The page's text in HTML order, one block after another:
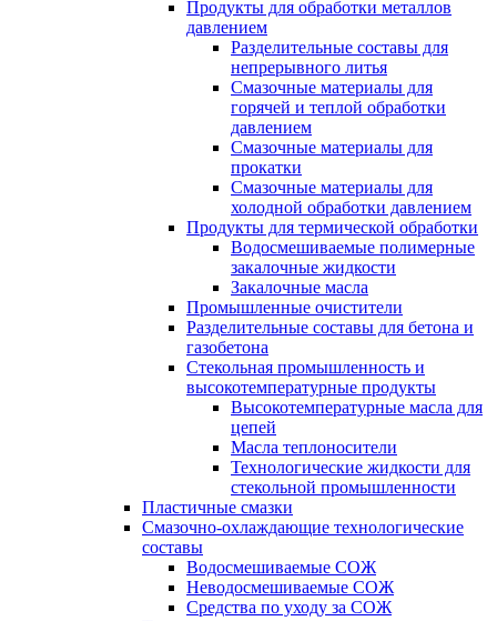
Продукты для обработки металлов
давлением
Разделительные составы для
непрерывного литья
Смазочные материалы для
горячей и теплой обработки
давлением
Смазочные материалы для
прокатки
Смазочные материалы для
холодной обработки давлением
Продукты для термической обработки
Водосмешиваемые полимерные
закалочные жидкости
Закалочные масла
Промышленные очистители
Разделительные составы для бетона и
газобетона
Стекольная промышленность и
высокотемпературные продукты
Высокотемпературные масла для
цепей
Масла теплоносители
Технологические жидкости для
стекольной промышленности
Пластичные смазки
Смазочно-охлаждающие технологические
составы
Водосмешиваемые СОЖ
Неводосмешиваемые СОЖ
Средства по уходу за СОЖ